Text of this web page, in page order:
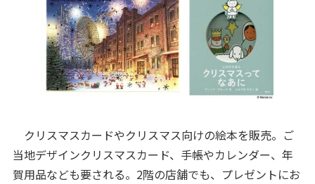
クリスマスカードやクリスマス向けの絵本を販売。ご
当地デザインクリスマスカード、手帳やカレンダー、年
賀用品なども要される。2階の店舗でも、プレゼントにお